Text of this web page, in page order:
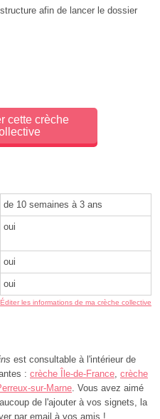
afin de lancer le dossier
cette crèche
de 10 semaines à 3 ans
oui
oui
oui
Éditer les informations de ma crèche collective
est consultable à l'intérieur de
: crèche Île-de-France crèche
sur-Marne . Vous avez aimé
de l'ajouter à vos signets, la
par email à vos amis !